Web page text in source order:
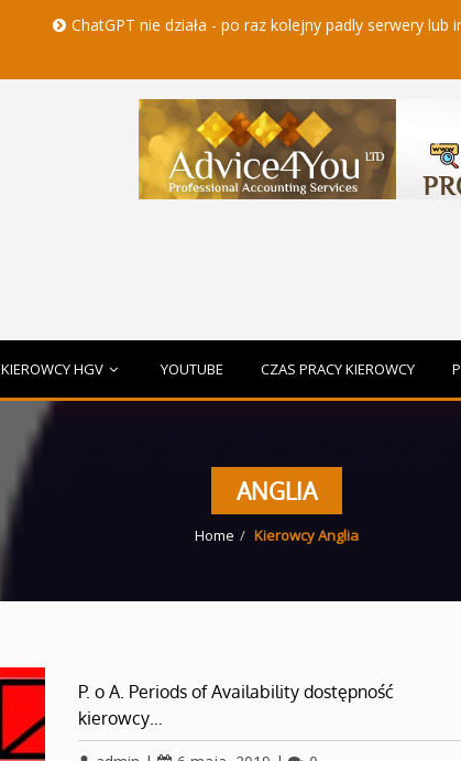
ChatGPT nie działa - po raz kolejny padly serwery lub inne
KIEROWCY HGV YOUTUBE CZAS PRACY KIEROWCY
ANGLIA
Home Kierowcy Anglia
P. o A. Periods of Availability dostępność
kierowcy…